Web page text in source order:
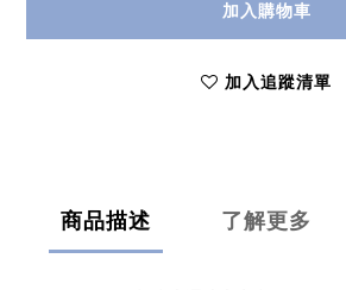
加入購物車
加入追蹤清單
商品描述 了解更多